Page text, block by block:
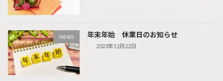
NEWS 年末年始 休業日のお知らせ
2023年12月22日